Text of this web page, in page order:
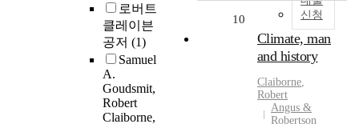
로버트
클레이븐
공저 (1)
Samuel
A.
Goudsmit,
Robert
Claiborne,
신청
10
Climate, man
and history
Claiborne,
Robert
Angus &
Robertson